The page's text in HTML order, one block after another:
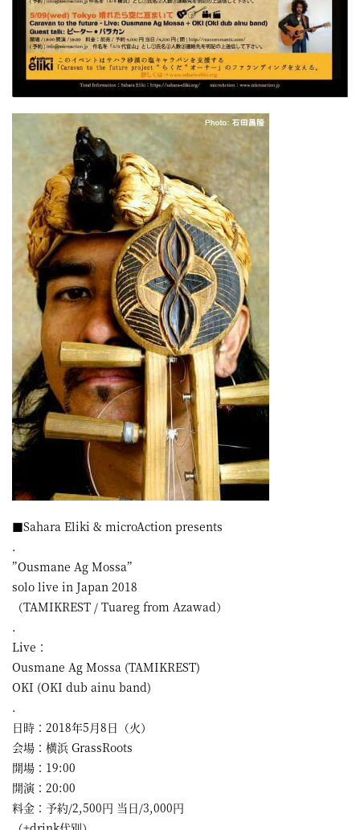
■Sahara Eliki & microAction presents
.
”Ousmane Ag Mossa”
solo live in Japan 2018
（TAMIKREST / Tuareg from Azawad）
.
Live：
Ousmane Ag Mossa (TAMIKREST)
OKI (OKI dub ainu band)
.
日時：2018年5月8日（火）
会場：横浜 GrassRoots
開場：19:00
開演：20:00
料金：予約/2,500円 当日/3,000円